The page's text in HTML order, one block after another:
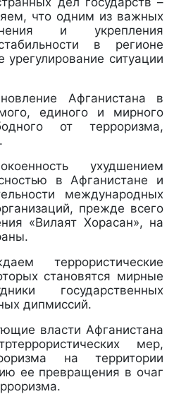
что одним из важных
и укрепления
в регионе
урегулирование ситуации
Афганистана в
единого и мирного
от терроризма,
ухудшением
в Афганистане и
международных
прежде всего
«Вилаят Хорасан», на
террористические
становятся мирные
государственных
дипмиссий.
власти Афганистана
мер,
на территории
ее превращения в очаг